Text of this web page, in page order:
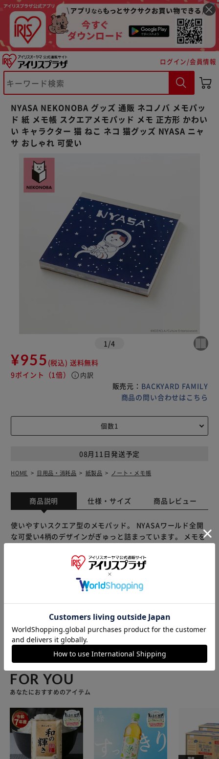
ログイン/会員情報
NYASA NEKONOBA グッズ 通販 ネコノバ メモパッ
ド 紙 メモ帳 スクエアメモパッド メモ 正方形 かわい
い キャラクター 猫 ねこ ネコ 猫グッズ NYASA ニャ
サ おしゃれ 可愛い
1 /4
¥955 (税込) 送料無料
9ポイント （1倍） info 内訳
販売元： BACKYARD FAMILY
商品の問い合わせはこちら
08月11日発送予定
HOME 日用品・消耗品 紙製品 ノート・メモ帳
商品説明 仕様・サイズ 商品レビュー
使いやすいスクエア型のメモパッド。 NYASAワールド全開
な可愛い4柄のデザインがぎゅっと詰まっています。 メモを
※製品は予告なく仕様を変更する場合がございます。あらか
じめご了承ください。
販売元(特定商取引法に基づく表記)：BACKYARD FAMILY
アイリスプラザ店
FOR YOU
あなたにおすすめのアイテム
※ご確認ください